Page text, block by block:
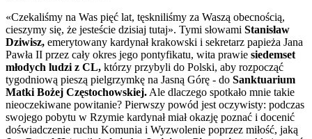
«Czekaliśmy na Was pięć lat, tęskniliśmy za Waszą obecnością,
cieszymy się, że jesteście dzisiaj tutaj». Tymi słowami Stanisław
Dziwisz, emerytowany kardynał krakowski i sekretarz papieża Jana
Pawła II przez cały okres jego pontyfikatu, wita prawie siedemset
młodych ludzi z CL, którzy przybyli do Polski, aby rozpocząć
tygodniową pieszą pielgrzymkę na Jasną Górę - do Sanktuarium
Matki Bożej Częstochowskiej. Ale dlaczego spotkało mnie takie
nieoczekiwane powitanie? Pierwszy powód jest oczywisty: podczas
swojego pobytu w Rzymie kardynał miał okazję poznać i docenić
doświadczenie ruchu Komunia i Wyzwolenie poprzez miłość, jaką